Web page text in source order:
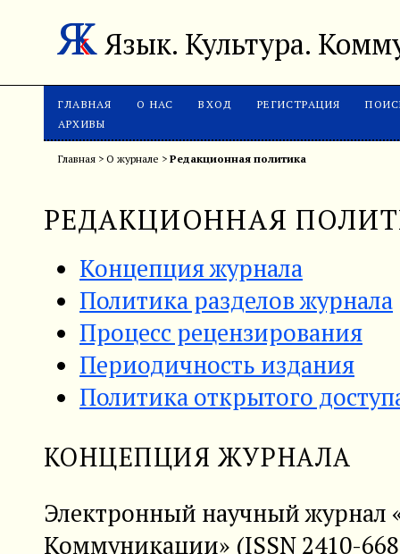
Язык. Культура.
ГЛАВНАЯ О НАС ВХОД РЕГИСТРАЦИЯ
АРХИВЫ
Главная> О журнале > Редакционная политика
РЕДАКЦИОННАЯ
Концепция журнала
Политика разделов журнала
Процесс рецензирования
Периодичность издания
Политика открытого
КОНЦЕПЦИЯ ЖУРНАЛА
Электронный научный журнал
Коммуникации» (ISSN2410-